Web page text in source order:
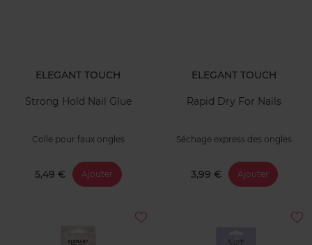
ELEGANT TOUCH
Strong Hold Nail Glue
Colle pour faux ongles
5,49 € Ajouter
ELEGANT TOUCH
Rapid Dry For Nails
Séchage express des ongles
3,99 € Ajouter